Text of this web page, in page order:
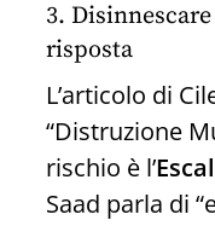
3.
risposta
L’articolo di
“Distruzione
rischio è l’
Saad parla di